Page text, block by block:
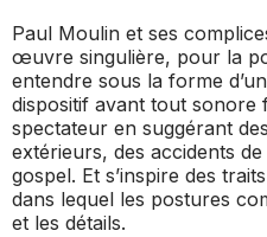
Paul Moulin et ses
œuvre singulière, pour la
entendre sous la forme
dispositif avant tout sonore
spectateur en suggérant
extérieurs, des accidents
gospel. Et s’inspire des
dans lequel les postures
et les détails.